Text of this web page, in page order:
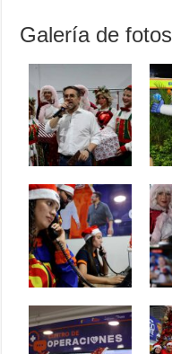
Galería de fotos